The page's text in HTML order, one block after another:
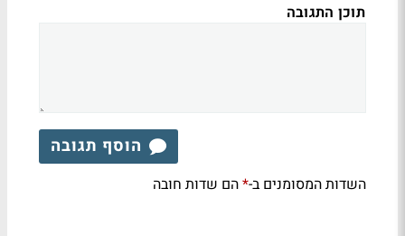
תוכן התגובה
הוסף תגובה
השדות המסומנים ב-*הם שדות חובה